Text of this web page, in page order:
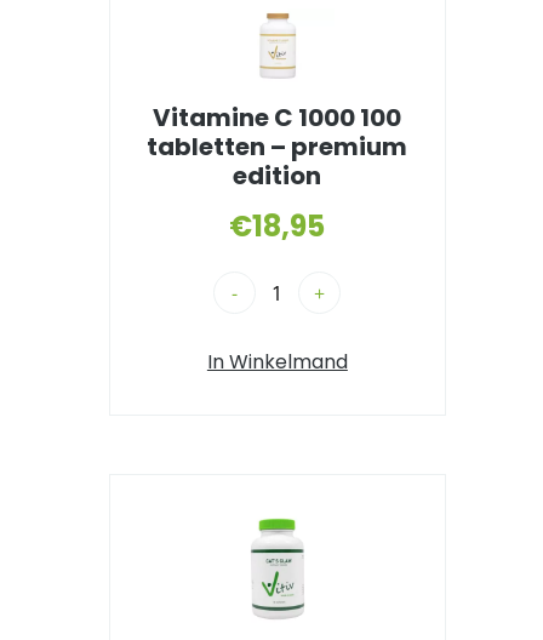
Vitamine C 1000 100
tabletten – premium
edition
€18,95
- +
In Winkelmand